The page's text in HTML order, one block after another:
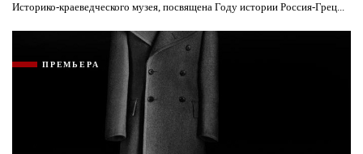
Историко-краеведческого музея, посвящена Году истории Россия-Грец...
ПРЕМЬЕРА